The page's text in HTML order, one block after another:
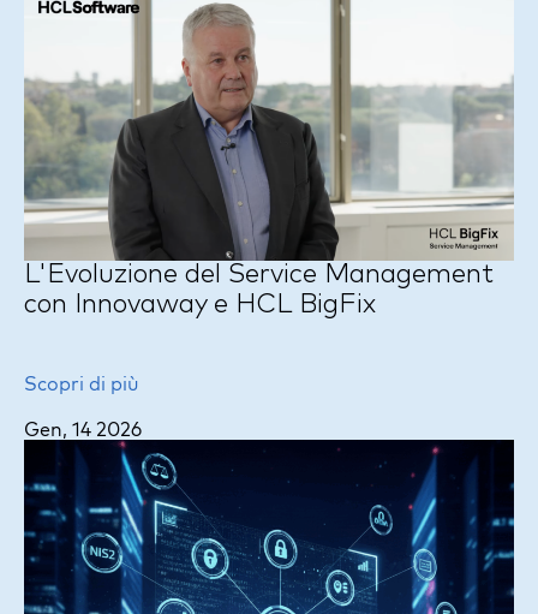
L'Evoluzione del Service Management
con Innovaway e HCL BigFix
Scopri di più
Gen, 14 2026